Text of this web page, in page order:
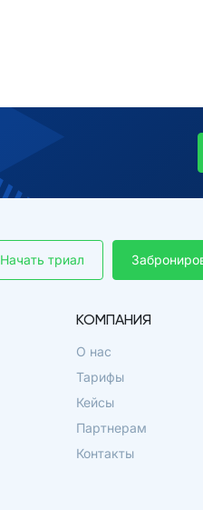
Начать триал
КОМПАНИЯ
О нас
Тарифы
Кейсы
Партнерам
Контакты